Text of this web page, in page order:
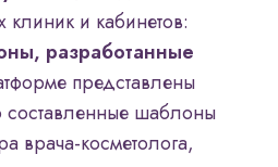
клиник и кабинетов:
разработанные
представлены
шаблоны
врача-косметолога,